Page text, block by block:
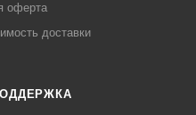
оферта
доставки